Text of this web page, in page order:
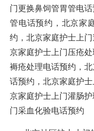
门更换鼻饲管胃管电
管电话预约，北京家
约，北京家庭护士上
京家庭护士上门压疮
褥疮处理电话预约，
话预约，北京家庭护
京家庭护士上门灌肠
门采血化验电话预约